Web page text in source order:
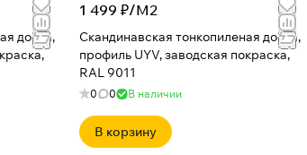
доска,
1 499 ₽/М2
Скандинавская тонкопиленая доска,
профиль UYV, заводская покраска,
RAL 9011
0 0 В наличии
В корзину